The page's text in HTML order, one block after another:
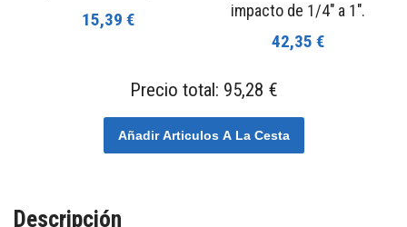
15,39 €
impacto de 1/4" a 1".
42,35 €
Precio total: 95,28 €
Añadir Articulos A La Cesta
Descripción